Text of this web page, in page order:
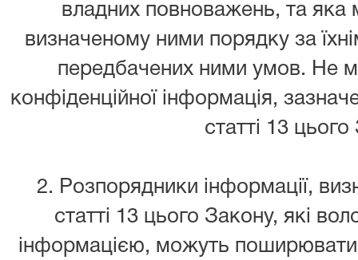
владних повноважень, та
визначеному ними порядку за
передбачених ними умов. Не
конфіденційної інформація,
статті 13
2. Розпорядники інформації,
статті 13 цього Закону, які
інформацією, можуть поширювати